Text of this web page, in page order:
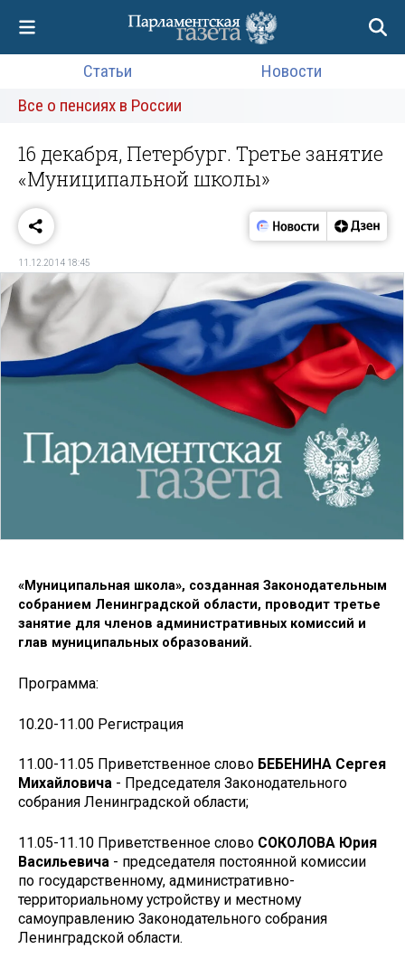
Статьи
Новости
Все о пенсиях в России
16 декабря, Петербург. Третье занятие
«Муниципальной школы»
11.12.2014 18:45
«Муниципальная школа», созданная Законодательным
собранием Ленинградской области, проводит третье
занятие для членов административных комиссий и
глав муниципальных образований.
Программа:
10.20-11.00 Регистрация
11.00-11.05 Приветственное слово БЕБЕНИНА Сергея
Михайловича - Председателя Законодательного
собрания Ленинградской области;
11.05-11.10 Приветственное слово СОКОЛОВА Юрия
Васильевича - председателя постоянной комиссии
по государственному, административно-
территориальному устройству и местному
самоуправлению Законодательного собрания
Ленинградской области.